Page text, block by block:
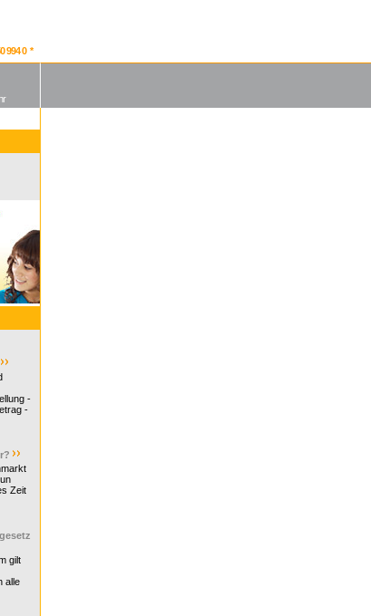
994 0 *
-
-
Zeit
gilt
alle